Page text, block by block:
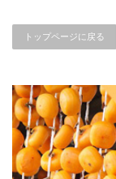
トップページに戻る